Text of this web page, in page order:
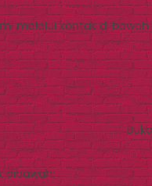
melalui kontak di bawah
dibawah: